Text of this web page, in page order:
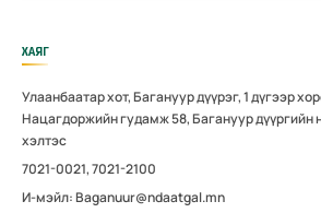
ХАЯГ
Улаанбаатар хот, Багануур дүүрэг, 1 дүгээр
Нацагдоржийн гудамж 58, Багануур дүүргийн
хэлтэс
7021-0021, 7021-2100
И-мэйл: Baganuur@ndaatgal.mn